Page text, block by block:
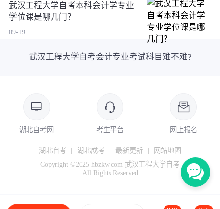
武汉工程大学自考本科会计学专业
学位课是哪几门？
09-19
武汉工程大学自考会计专业考试科目难不难?
湖北自考网 考生平台 网上报名
湖北自考 | 湖北成考 | 最新更新 |
网站地图
Copyright ©2025 hbzkw.com 武汉工程大学自考
All Rights Reserved